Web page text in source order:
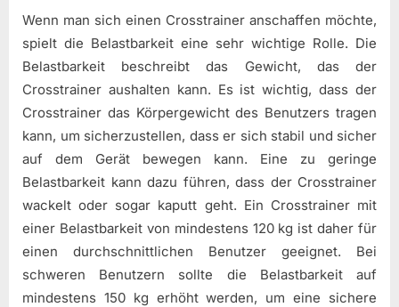
Wenn man sich einen Crosstrainer anschaffen möchte,
spielt die Belastbarkeit eine sehr wichtige Rolle. Die
Belastbarkeit beschreibt das Gewicht, das der
Crosstrainer aushalten kann. Es ist wichtig, dass der
Crosstrainer das Körpergewicht des Benutzers tragen
kann, um sicherzustellen, dass er sich stabil und sicher
auf dem Gerät bewegen kann. Eine zu geringe
Belastbarkeit kann dazu führen, dass der Crosstrainer
wackelt oder sogar kaputt geht. Ein Crosstrainer mit
einer Belastbarkeit von mindestens 120 kg ist daher für
einen durchschnittlichen Benutzer geeignet. Bei
schweren Benutzern sollte die Belastbarkeit auf
mindestens 150 kg erhöht werden, um eine sichere